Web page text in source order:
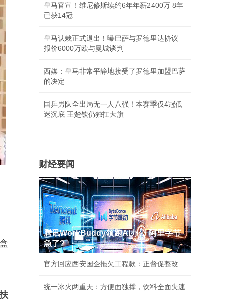
皇马官宣！维尼修斯续约6年年薪2400万 8年
已获14冠
皇马认栽正式退出！曝巴萨与罗德里达协议
报价6000万欧与曼城谈判
西媒：皇马非常平静地接受了罗德里加盟巴萨
的决定
国乒男队全出局无一人八强！本赛季仅4冠低
迷沉底 王楚钦仍独扛大旗
财经要闻
腾讯WorkBuddy领跑AI办公 阿里字节
急了?
官方回应西安国企拖欠工程款：正督促整改
统一冰火两重天：方便面独撑，饮料全面失速